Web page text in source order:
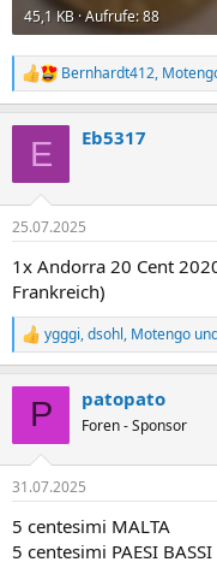
45,1 KB · Aufrufe: 88
R
e
e
:
Bernhardt412,
E Eb5317
25.07.2025
1x Andorra 20 Cent
Frankreich)
R
e
e
:
ygggi,dsohl, Motengo
P patopato
Foren - Sponsor
31.07.2025
5 centesimi MALTA
5 centesimi PAESI BASSI